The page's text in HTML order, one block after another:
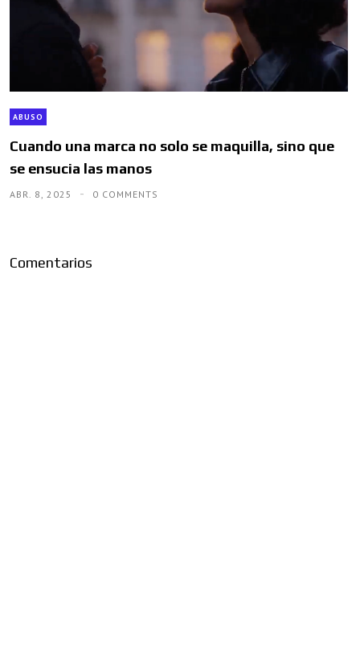
ABUSO
Cuando una marca no solo se maquilla, sino que
se ensucia las manos
ABR. 8, 2025 0 COMMENTS
Comentarios